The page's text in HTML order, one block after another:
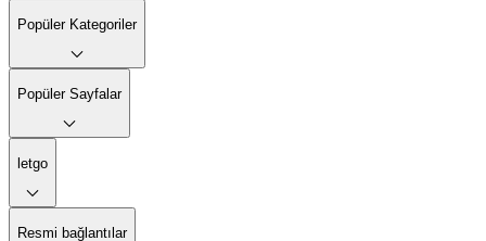
Popüler Kategoriler
Popüler Sayfalar
letgo
Resmi bağlantılar